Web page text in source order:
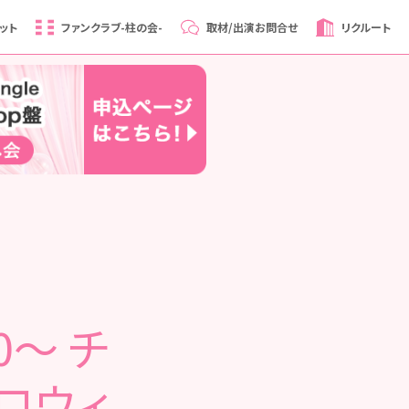
ト ファンクラブ-柱の会- 取材/出演お問合せ リクルート
～ チ